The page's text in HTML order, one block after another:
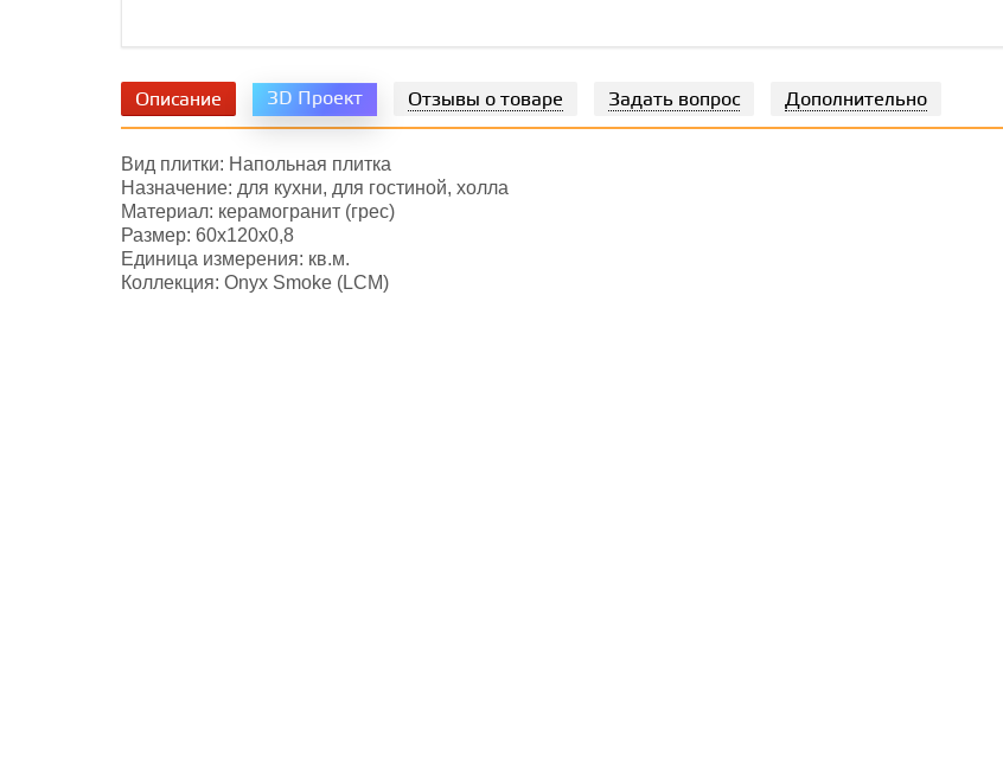
Описание 3D Проект Отзывы о товаре Задать вопрос Дополнительно
Вид плитки: Напольная плитка
Назначение: для кухни, для гостиной, холла
Материал: керамогранит (грес)
Размер: 60х120x0,8
Единица измерения: кв.м.
Коллекция: Onyx Smoke (LCM)